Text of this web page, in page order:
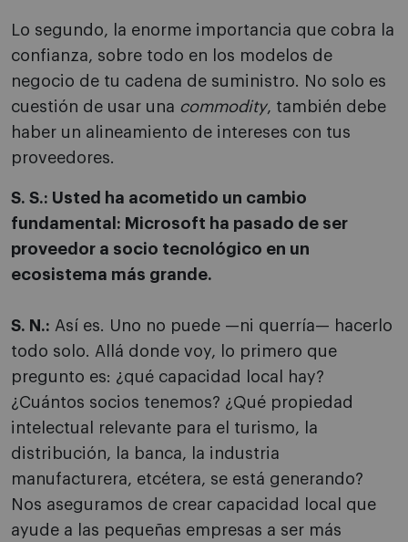
Lo segundo, la enorme importancia que cobra la
confianza, sobre todo en los modelos de
negocio de tu cadena de suministro. No solo es
cuestión de usar una commodity, también debe
haber un alineamiento de intereses con tus
proveedores.
S. S.: Usted ha acometido un cambio
fundamental: Microsoft ha pasado de ser
proveedor a socio tecnológico en un
ecosistema más grande.
S. N.: Así es. Uno no puede —ni querría— hacerlo
todo solo. Allá donde voy, lo primero que
pregunto es: ¿qué capacidad local hay?
¿Cuántos socios tenemos? ¿Qué propiedad
intelectual relevante para el turismo, la
distribución, la banca, la industria
manufacturera, etcétera, se está generando?
Nos aseguramos de crear capacidad local que
ayude a las pequeñas empresas a ser más